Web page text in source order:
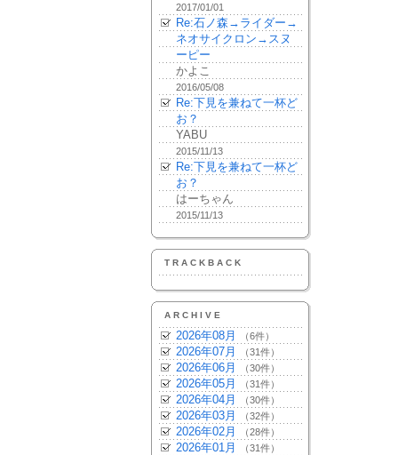
2017/01/01
Re:石ノ森→ライダー→
ネオサイクロン→スヌ
ーピー
かよこ
2016/05/08
Re:下見を兼ねて一杯ど
お？
YABU
2015/11/13
Re:下見を兼ねて一杯ど
お？
はーちゃん
2015/11/13
TRACKBACK
ARCHIVE
2026年08月 （6件）
2026年07月 （31件）
2026年06月 （30件）
2026年05月 （31件）
2026年04月 （30件）
2026年03月 （32件）
2026年02月 （28件）
2026年01月 （31件）